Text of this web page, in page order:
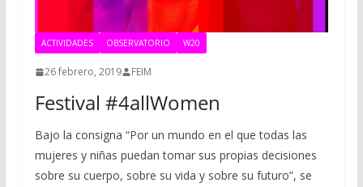
ACTIVIDADES OBSERVATORIO W20
26 febrero, 2019 FEIM
Festival #4allWomen
Bajo la consigna “Por un mundo en el que todas las
mujeres y niñas puedan tomar sus propias decisiones
sobre su cuerpo, sobre su vida y sobre su futuro”, se